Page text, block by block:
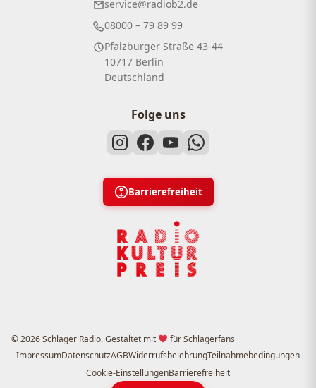
service@radiob2.de
08000 – 79 89 99
Pfalzburger Straße 43-44
10717 Berlin
Deutschland
Folge uns
Barrierefreiheit
© 2026 Schlager Radio. Gestaltet mit
für Schlagerfans
ImpressumDatenschutzAGBWiderrufsbelehrungTeilnahmebedingungen
Cookie-EinstellungenBarrierefreiheit